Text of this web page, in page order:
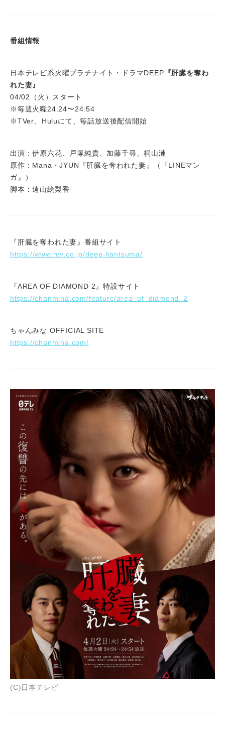
番組情報
日本テレビ系火曜プラチナイト・ドラマDEEP 『肝臓を奪わ
れた妻』
04/02（火）スタート
※毎週火曜24:24〜24:54
※TVer、Huluにて、毎話放送後配信開始
出演：伊原六花、戸塚純貴、加藤千尋、桐山漣
原作：Mana・JYUN『肝臓を奪われた妻』（『LINEマン
ガ』）
脚本：遠山絵梨香
『肝臓を奪われた妻』番組サイト
https://www.ntv.co.jp/deep-kantsuma/
『AREA OF DIAMOND 2』特設サイト
https://chanmina.com/feature/area_of_diamond_2
ちゃんみな OFFICIAL SITE
https://chanmina.com/
(C)日本テレビ